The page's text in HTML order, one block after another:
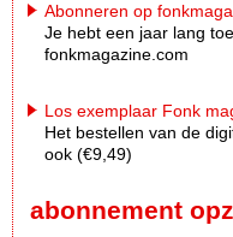
Abonneren op
Je hebt een jaar lang
fonkmagazine.com
Los exemplaar Fonk
Het bestellen van de
ook (€9,49)
abonnement